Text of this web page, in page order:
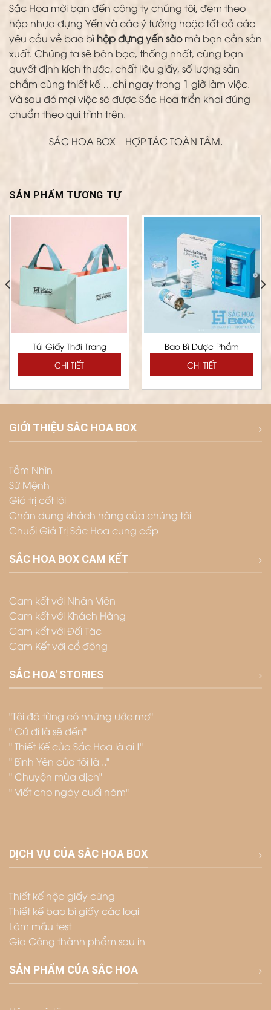
Sắc Hoa mời bạn đến công ty chúng tôi, đem theo
hộp nhựa đựng Yến và các ý tưởng hoặc tất cả các
yêu cầu về bao bì hộp đựng yến sàomà bạn cần sản
xuất. Chúng ta sẽ bàn bạc, thống nhất, cùng bạn
quyết định kích thước, chất liệu giấy, số lượng sản
phẩm cùng thiết kế …chỉ ngay trong 1 giờ làm việc.
Và sau đó mọi việc sẽ được Sắc Hoa triển khai đúng
chuẩn theo qui trình trên.
SẮC HOA BOX – HỢP TÁC TOÀN TÂM.
SẢN PHẨM TƯƠNG TỰ
Túi Giấy Thời Trang
CHI TIẾT
Bao Bì Dược Phẩm
CHI TIẾT
GIỚI THIỆU SẮC HOA BOX
Tầm Nhìn
Sứ Mệnh
Giá trị cốt lõi
Chân dung khách hàng của chúng tôi
Chuỗi Giá Trị Sắc Hoa cung cấp
SẮC HOA BOX CAM KẾT
Cam kết với Nhân Viên
Cam kết với Khách Hàng
Cam kết với Đối Tác
Cam Kết với cổ đông
SẮC HOA' STORIES
"Tôi đã từng có những ước mơ"
" Cứ đi là sẽ đến"
" Thiết Kế của Sắc Hoa là ai !"
" Bình Yên của tôi là .."
" Chuyện mùa dịch"
" Viết cho ngày cuối năm"
DỊCH VỤ CỦA SẮC HOA BOX
Thiết kế hộp giấy cứng
Thiết kế bao bì giấy các loại
Làm mẫu test
Gia Công thành phẩm sau in
SẢN PHẨM CỦA SẮC HOA